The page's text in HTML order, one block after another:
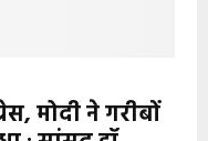
मोदी ने गरीबों